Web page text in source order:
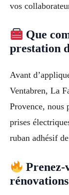
vos
Que
prestation
Avant
Ventabren, La
Provence, nous
prises
ruban adhésif
Prenez-